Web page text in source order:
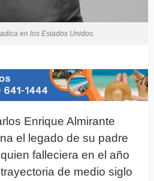
en los Estados Unidos.
Enrique Almirante
el legado de su padre
falleciera en el año
de medio siglo